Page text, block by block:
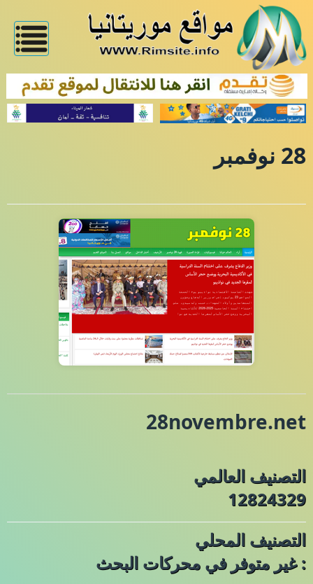
28 نوفمبر
28novembre.net
التصنيف العالمي
12824329
التصنيف المحلي
: غير متوفر في محركات البحث